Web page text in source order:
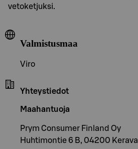
vetoketjuksi.
Valmistusmaa
Viro
Yhteystiedot
Maahantuoja
Prym Consumer Finland Oy
Huhtimontie 6 B, 04200 Kerava